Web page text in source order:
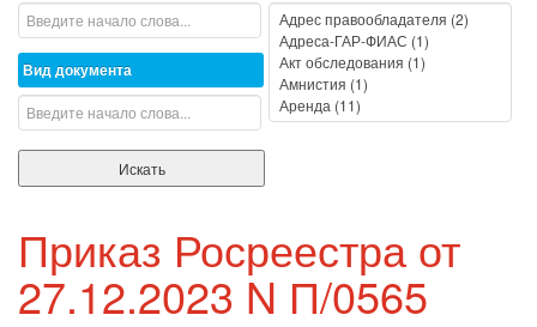
Вид документа
Приказ Росреестра от
27.12.2023 N П/0565